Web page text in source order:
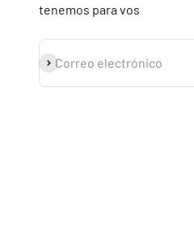
tenemos para vos
Correo electrónico
Suscribirse